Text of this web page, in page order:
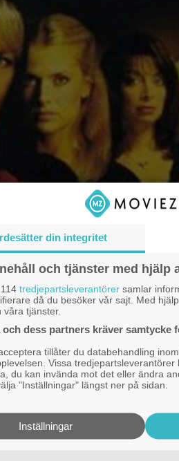
din integritet
och tjänster med hjälp
tredjepartsleverantörer samlar
då du besöker vår sajt. Med
våra tjänster.
och dess partners kräver samtycke
tillåter du databehandling
Vissa
du kan invända mot det eller ändra
"Inställningar" längst ner på sidan.
Inställningar